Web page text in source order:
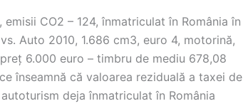
CO2 – 124, înmatriculat în România în
Auto 2010, 1.686 cm3, euro 4, motorină,
6.000 euro – timbru de mediu 678,08
înseamnă că valoarea reziduală a taxei de
deja înmatriculat în România